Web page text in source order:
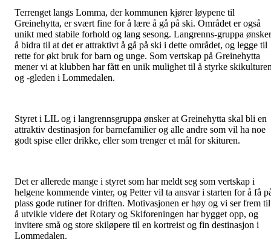
Terrenget langs Lomma, der kommunen kjører løypene til
Greinehytta, er svært fine for å lære å gå på ski. Området er også
unikt med stabile forhold og lang sesong. Langrenns-gruppa ønsker
å bidra til at det er attraktivt å gå på ski i dette området, og legge til
rette for økt bruk for barn og unge. Som vertskap på Greinehytta
mener vi at klubben har fått en unik mulighet til å styrke
og -gleden i Lommedalen.
Styret i LIL og i langrennsgruppa ønsker at Greinehytta skal bli en
attraktiv destinasjon for barnefamilier og alle andre som vil ha noe
godt spise eller drikke, eller som trenger et mål for skituren.
Det er allerede mange i styret som har meldt seg som vertskap i
helgene kommende vinter, og Petter vil ta ansvar i starten for å få
plass gode rutiner for driften. Motivasjonen er høy og vi ser frem til
å utvikle videre det Rotary og Skiforeningen har bygget opp, og
invitere små og store skiløpere til en kortreist og fin destinasjon i
Lommedalen.